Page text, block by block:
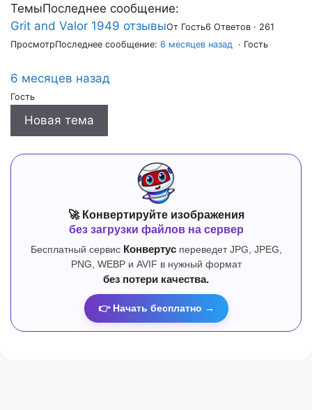
здесь:
ТемыПоследнее сообщение:
Grit and Valor 1949 отзывыОт Гость6 Ответов · 261
ПросмотрПоследнее сообщение: 6 месяцев назад · Гость
6 месяцев назад
Гость
Новая тема
🚀 Конвертируйте изображения
без загрузки файлов на сервер
Бесплатный сервис Конвертуспереведет JPG, JPEG,
PNG, WEBP и AVIF в нужный формат
без потери качества.
👉 Начать бесплатно →